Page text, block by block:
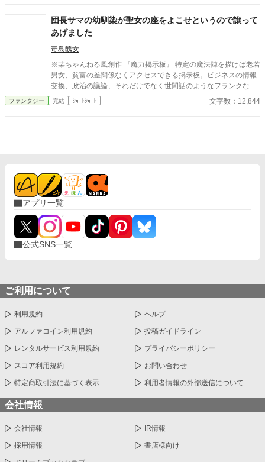
になった女は庭師と不倫して不義の子を儲け、その不義の子こと
ジュリアーノは陛下が側室にも成れない身分の低い女が産んだ息
子のユーリアを後宮に入れて妃のように扱っているのよーーー
っ！！！ 私とジュリアーノの結婚は王太子の後見になって欲しい
と陛下から土下座をされてまで請われたもの。 それなのに･･･ジ
ュリアーノは私を後宮の片隅に追いやりユーリアと毎晩「アッ
ー！」をしている。 しかも！ ジュリアーノはユーリアと「アッ
ー！」をするにしてもベルフィーネという存在が邪魔という理由
だけで、正式な王太子妃である私を車裂きの刑にしやがるの
ンタジー、ベルフィーネの一人称は『私』と書いて『わたくし』
です。
団長サマの幼馴染が聖女の座をよこせというので譲って
あげました
毒島醜女
※某ちゃんねる風創作 『魔力掲示板』 特定の魔法陣を描けば老若
男女、貧富の差関係なくアクセスできる掲示板。ビジネスの情報
交換、政治の議論、それだけでなく世間話のようなフランクなも
のまで存在する。 平民レベルの微力な魔力でも打ち込めるものか
ら、貴族クラスの魔力を有するものしか開けないものから多種多
ファンタジー 完結 ｼｮｰﾄｼｮｰﾄ 文字数：12,844
アプリ一覧
公式SNS一覧
ご利用について
利用規約 ヘルプ
アルファコイン利用規約 投稿ガイドライン
レンタルサービス利用規約 プライバシーポリシー
スコア利用規約 お問い合わせ
特定商取引法に基づく表示 利用者情報の外部送信について
会社情報
会社情報 IR情報
採用情報 書店様向け